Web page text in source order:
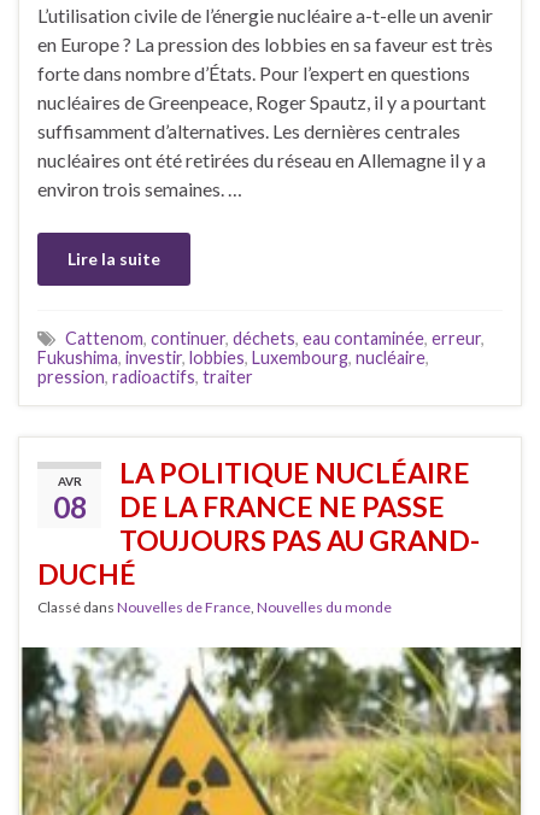
L’utilisation civile de l’énergie nucléaire a-t-elle un avenir
en Europe ? La pression des lobbies en sa faveur est très
forte dans nombre d’États. Pour l’expert en questions
nucléaires de Greenpeace, Roger Spautz, il y a pourtant
suffisamment d’alternatives. Les dernières centrales
nucléaires ont été retirées du réseau en Allemagne il y a
environ trois semaines. …
Lire la suite
Cattenom, continuer, déchets, eau contaminée, erreur,
Fukushima, investir, lobbies, Luxembourg, nucléaire,
pression, radioactifs, traiter
AVR
08
LA POLITIQUE NUCLÉAIRE
DE LA FRANCE NE PASSE
TOUJOURS PAS AU GRAND-
DUCHÉ
Classé dans Nouvelles de France, Nouvelles du monde